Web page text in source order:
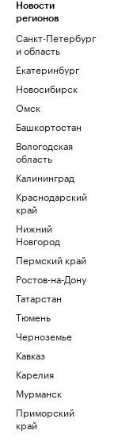
Новости
регионов
Санкт-Петербург
и область
Екатеринбург
Новосибирск
Омск
Башкортостан
Вологодская
область
Калининград
Краснодарский
край
Нижний
Новгород
Пермский край
Ростов-на-Дону
Татарстан
Тюмень
Черноземье
Кавказ
Карелия
Мурманск
Приморский
край